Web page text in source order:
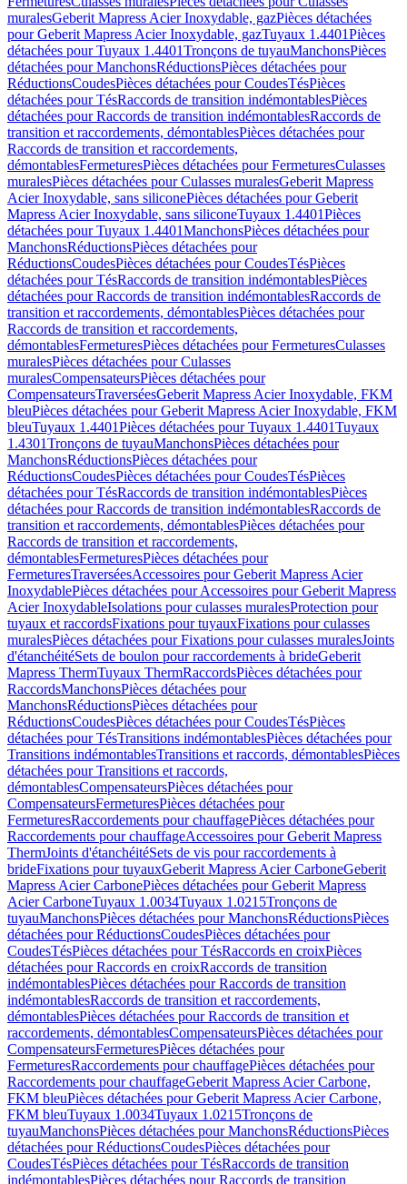
muralesGeberit Mapress Acier Inoxydable, gazPièces détachées
pour Geberit Mapress Acier Inoxydable, gazTuyaux 1.4401Pièces
détachées pour Tuyaux 1.4401Tronçons de tuyauManchonsPièces
détachées pour ManchonsRéductionsPièces détachées pour
RéductionsCoudesPièces détachées pour CoudesTésPièces
détachées pour TésRaccords de transition indémontablesPièces
détachées pour Raccords de transition indémontablesRaccords de
transition et raccordements, démontablesPièces détachées pour
Raccords de transition et raccordements,
démontablesFermeturesPièces détachées pour FermeturesCulasses
muralesPièces détachées pour Culasses muralesGeberit Mapress
Acier Inoxydable, sans siliconePièces détachées pour Geberit
Mapress Acier Inoxydable, sans siliconeTuyaux 1.4401Pièces
détachées pour Tuyaux 1.4401ManchonsPièces détachées pour
ManchonsRéductionsPièces détachées pour
RéductionsCoudesPièces détachées pour CoudesTésPièces
détachées pour TésRaccords de transition indémontablesPièces
détachées pour Raccords de transition indémontablesRaccords de
transition et raccordements, démontablesPièces détachées pour
Raccords de transition et raccordements,
démontablesFermeturesPièces détachées pour FermeturesCulasses
muralesPièces détachées pour Culasses
muralesCompensateursPièces détachées pour
CompensateursTraverséesGeberit Mapress Acier Inoxydable, FKM
bleuPièces détachées pour Geberit Mapress Acier Inoxydable, FKM
bleuTuyaux 1.4401Pièces détachées pour Tuyaux 1.4401Tuyaux
1.4301Tronçons de tuyauManchonsPièces détachées pour
ManchonsRéductionsPièces détachées pour
RéductionsCoudesPièces détachées pour CoudesTésPièces
détachées pour TésRaccords de transition indémontablesPièces
détachées pour Raccords de transition indémontablesRaccords de
transition et raccordements, démontablesPièces détachées pour
Raccords de transition et raccordements,
démontablesFermeturesPièces détachées pour
FermeturesTraverséesAccessoires pour Geberit Mapress Acier
InoxydablePièces détachées pour Accessoires pour Geberit Mapress
Acier InoxydableIsolations pour culasses muralesProtection pour
tuyaux et raccordsFixations pour tuyauxFixations pour culasses
muralesPièces détachées pour Fixations pour culasses muralesJoints
d'étanchéitéSets de boulon pour raccordements à brideGeberit
Mapress ThermTuyaux ThermRaccordsPièces détachées pour
RaccordsManchonsPièces détachées pour
ManchonsRéductionsPièces détachées pour
RéductionsCoudesPièces détachées pour CoudesTésPièces
détachées pour TésTransitions indémontablesPièces détachées pour
Transitions indémontablesTransitions et raccords, démontablesPièces
détachées pour Transitions et raccords,
démontablesCompensateursPièces détachées pour
CompensateursFermeturesPièces détachées pour
FermeturesRaccordements pour chauffagePièces détachées pour
Raccordements pour chauffageAccessoires pour Geberit Mapress
ThermJoints d'étanchéitéSets de vis pour raccordements à
brideFixations pour tuyauxGeberit Mapress Acier CarboneGeberit
Mapress Acier CarbonePièces détachées pour Geberit Mapress
Acier CarboneTuyaux 1.0034Tuyaux 1.0215Tronçons de
tuyauManchonsPièces détachées pour ManchonsRéductionsPièces
détachées pour RéductionsCoudesPièces détachées pour
CoudesTésPièces détachées pour TésRaccords en croixPièces
détachées pour Raccords en croixRaccords de transition
indémontablesPièces détachées pour Raccords de transition
indémontablesRaccords de transition et raccordements,
démontablesPièces détachées pour Raccords de transition et
raccordements, démontablesCompensateursPièces détachées pour
CompensateursFermeturesPièces détachées pour
FermeturesRaccordements pour chauffagePièces détachées pour
Raccordements pour chauffageGeberit Mapress Acier Carbone,
FKM bleuPièces détachées pour Geberit Mapress Acier Carbone,
FKM bleuTuyaux 1.0034Tuyaux 1.0215Tronçons de
tuyauManchonsPièces détachées pour ManchonsRéductionsPièces
détachées pour RéductionsCoudesPièces détachées pour
CoudesTésPièces détachées pour TésRaccords de transition
indémontablesPièces détachées pour Raccords de transition